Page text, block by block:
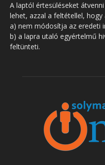
A laptól értesüléseket
lehet, azzal a feltétellel, hogy
a) nem módosítja az eredeti
b) a lapra utaló egyértelmű
feltünteti.